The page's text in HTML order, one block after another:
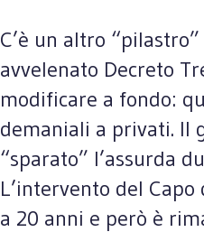
C’è un altro
avvelenato Decreto
modificare a fondo:
demaniali a privati. Il
“sparato” l’assurda
L’intervento del
a 20 anni e però è